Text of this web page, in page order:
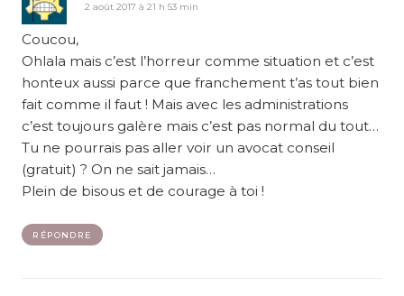
2 août 2017 à 21 h 53 min
Coucou,
Ohlala mais c’est l’horreur comme situation et c’est
honteux aussi parce que franchement t’as tout bien
fait comme il faut ! Mais avec les administrations
c’est toujours galère mais c’est pas normal du tout…
Tu ne pourrais pas aller voir un avocat conseil
(gratuit) ? On ne sait jamais…
Plein de bisous et de courage à toi !
RÉPONDRE